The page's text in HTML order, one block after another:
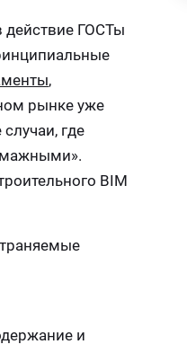
действие ГОСТы
,
рынке уже
где
BIM
и